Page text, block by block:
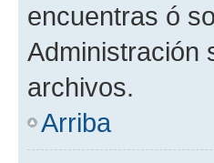
encuentras ó
Administración
archivos.
Arriba